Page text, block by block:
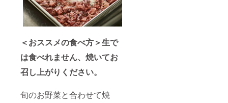
＜おススメの食べ方＞生で
は食べれません、焼いてお
召し上がりください。
旬のお野菜と合わせて焼